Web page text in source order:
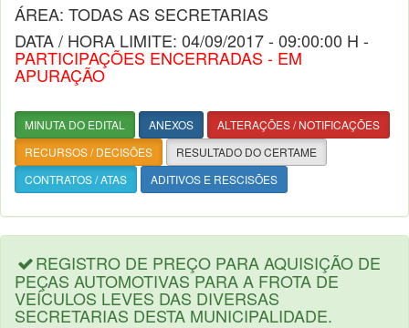
ÁREA: TODAS AS SECRETARIAS
DATA / HORA LIMITE: 04/09/2017 - 09:00:00 H -
PARTICIPAÇÕES ENCERRADAS - EM
APURAÇÃO
MINUTA DO EDITAL ANEXOS
ALTERAÇÕES / NOTIFICAÇÕES
RECURSOS / DECISÕES
RESULTADO DO CERTAME
CONTRATOS / ATAS
ADITIVOS E RESCISÕES
REGISTRO DE PREÇO PARA AQUISIÇÃO DE
PEÇAS AUTOMOTIVAS PARA A FROTA DE
VEÍCULOS LEVES DAS DIVERSAS
SECRETARIAS DESTA MUNICIPALIDADE.